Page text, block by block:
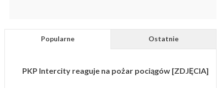
Popularne Ostatnie
PKP Intercity reaguje na pożar pociągów [ZDJĘCIA]